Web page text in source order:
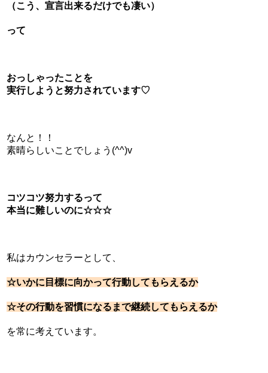
（こう、宣言出来るだけでも凄い）
って
おっしゃったことを
実行しようと努力されています♡
なんと！！
素晴らしいことでしょう(^^)v
コツコツ努力するって
本当に難しいのに☆☆☆
私はカウンセラーとして、
☆いかに目標に向かって行動してもらえるか
☆その行動を習慣になるまで継続してもらえるか
を常に考えています。